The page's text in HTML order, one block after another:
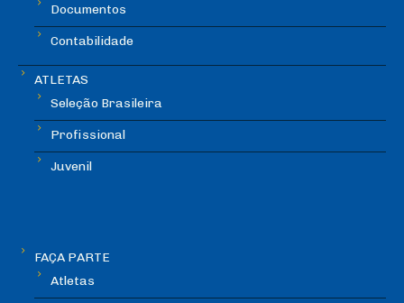
Documentos
Contabilidade
ATLETAS
Seleção Brasileira
Profissional
Juvenil
FAÇA PARTE
Atletas